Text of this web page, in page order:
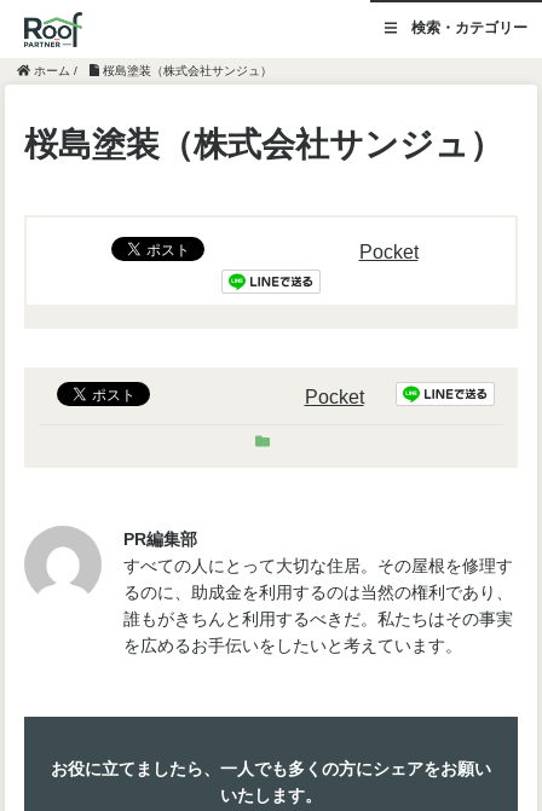
検索・カテゴリー
ホーム / 桜島塗装（株式会社サンジュ）
桜島塗装（株式会社サンジュ）
Pocket
Pocket
PR編集部
すべての人にとって大切な住居。その屋根を修理す
るのに、助成金を利用するのは当然の権利であり、
誰もがきちんと利用するべきだ。私たちはその事実
を広めるお手伝いをしたいと考えています。
お役に立てましたら、一人でも多くの方にシェアをお願い
いたします。